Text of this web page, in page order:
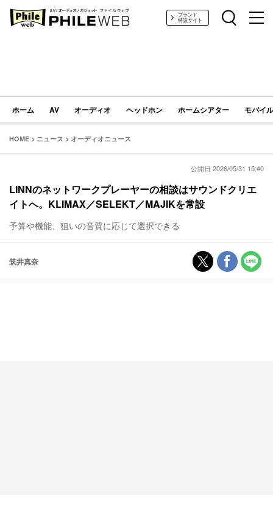
PHILE WEB｜AV/オーディオ/ガジェットブランド
特設サイト
ホーム AV オーディオ ヘッドホン ホームシアター モバイ
HOME > ニュース > オーディオニュース
公開日 2026/05/31 15:40
LINNのネットワークプレーヤーの相談はサウンドクリエ
イトへ。KLIMAX／SELEKT／MAJIKを常設
予算や機能、狙いの音質に応じて選択できる
筑井真奈